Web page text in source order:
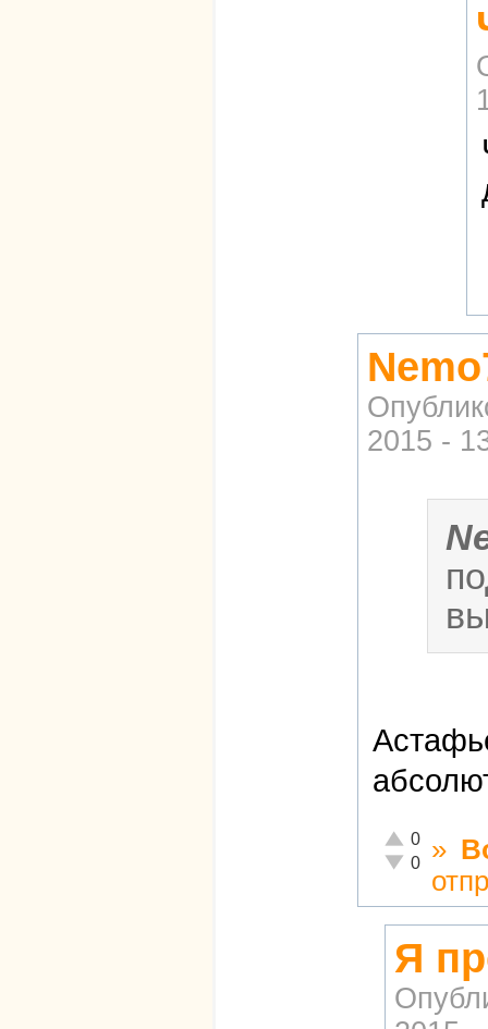
2015 -
Отлично!
0
Неадекватно!
0 »
Я